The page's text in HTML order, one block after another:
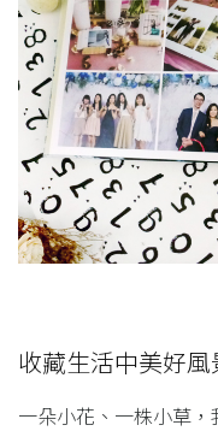
收藏生活中美好風
一朵小花、一株小草